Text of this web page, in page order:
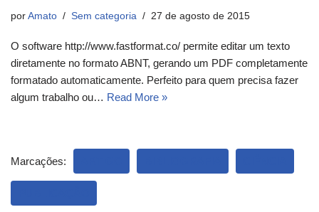
por Amato Sem categoria 27 de agosto de 2015
O software http://www.fastformat.co/ permite editar um texto
diretamente no formato ABNT, gerando um PDF completamente
formatado automaticamente. Perfeito para quem precisa fazer
algum trabalho ou… Read More »
Marcações: